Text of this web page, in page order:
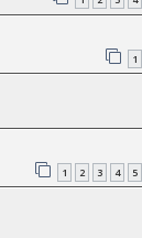
1
1 2 3 4 5